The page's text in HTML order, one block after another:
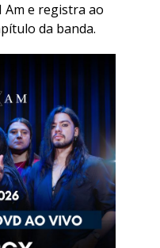
Am e registra ao
da banda.